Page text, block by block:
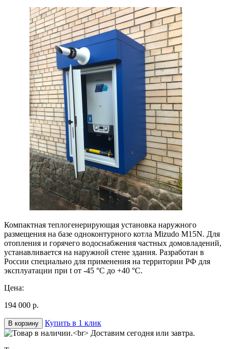
Компактная теплогенерирующая установка наружного
размещения на базе одноконтурного котла Mizudo M15N. Для
отопления и горячего водоснабжения частных домовладений,
устанавливается на наружной стене здания. Разработан в
России специально для применения на территории РФ для
эксплуатации при t от -45 °C до +40 °C.
Цена:
194 000 р.
В корзину Купить в 1 клик